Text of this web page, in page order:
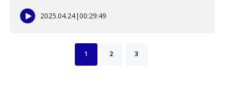
2025.04.24|00:29:49
1 2 3